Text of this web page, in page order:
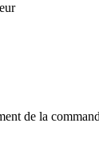
de la